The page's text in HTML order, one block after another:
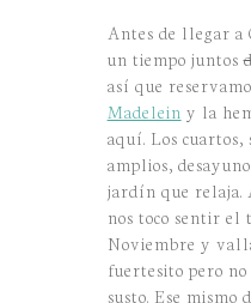
Antes de llegar a
un tiempo juntos
así que
Madelein y la
aquí. Los
amplios,
jardín que relaja.
nos toco sentir el
Noviembre y
fuertesito pero no
susto. Ese